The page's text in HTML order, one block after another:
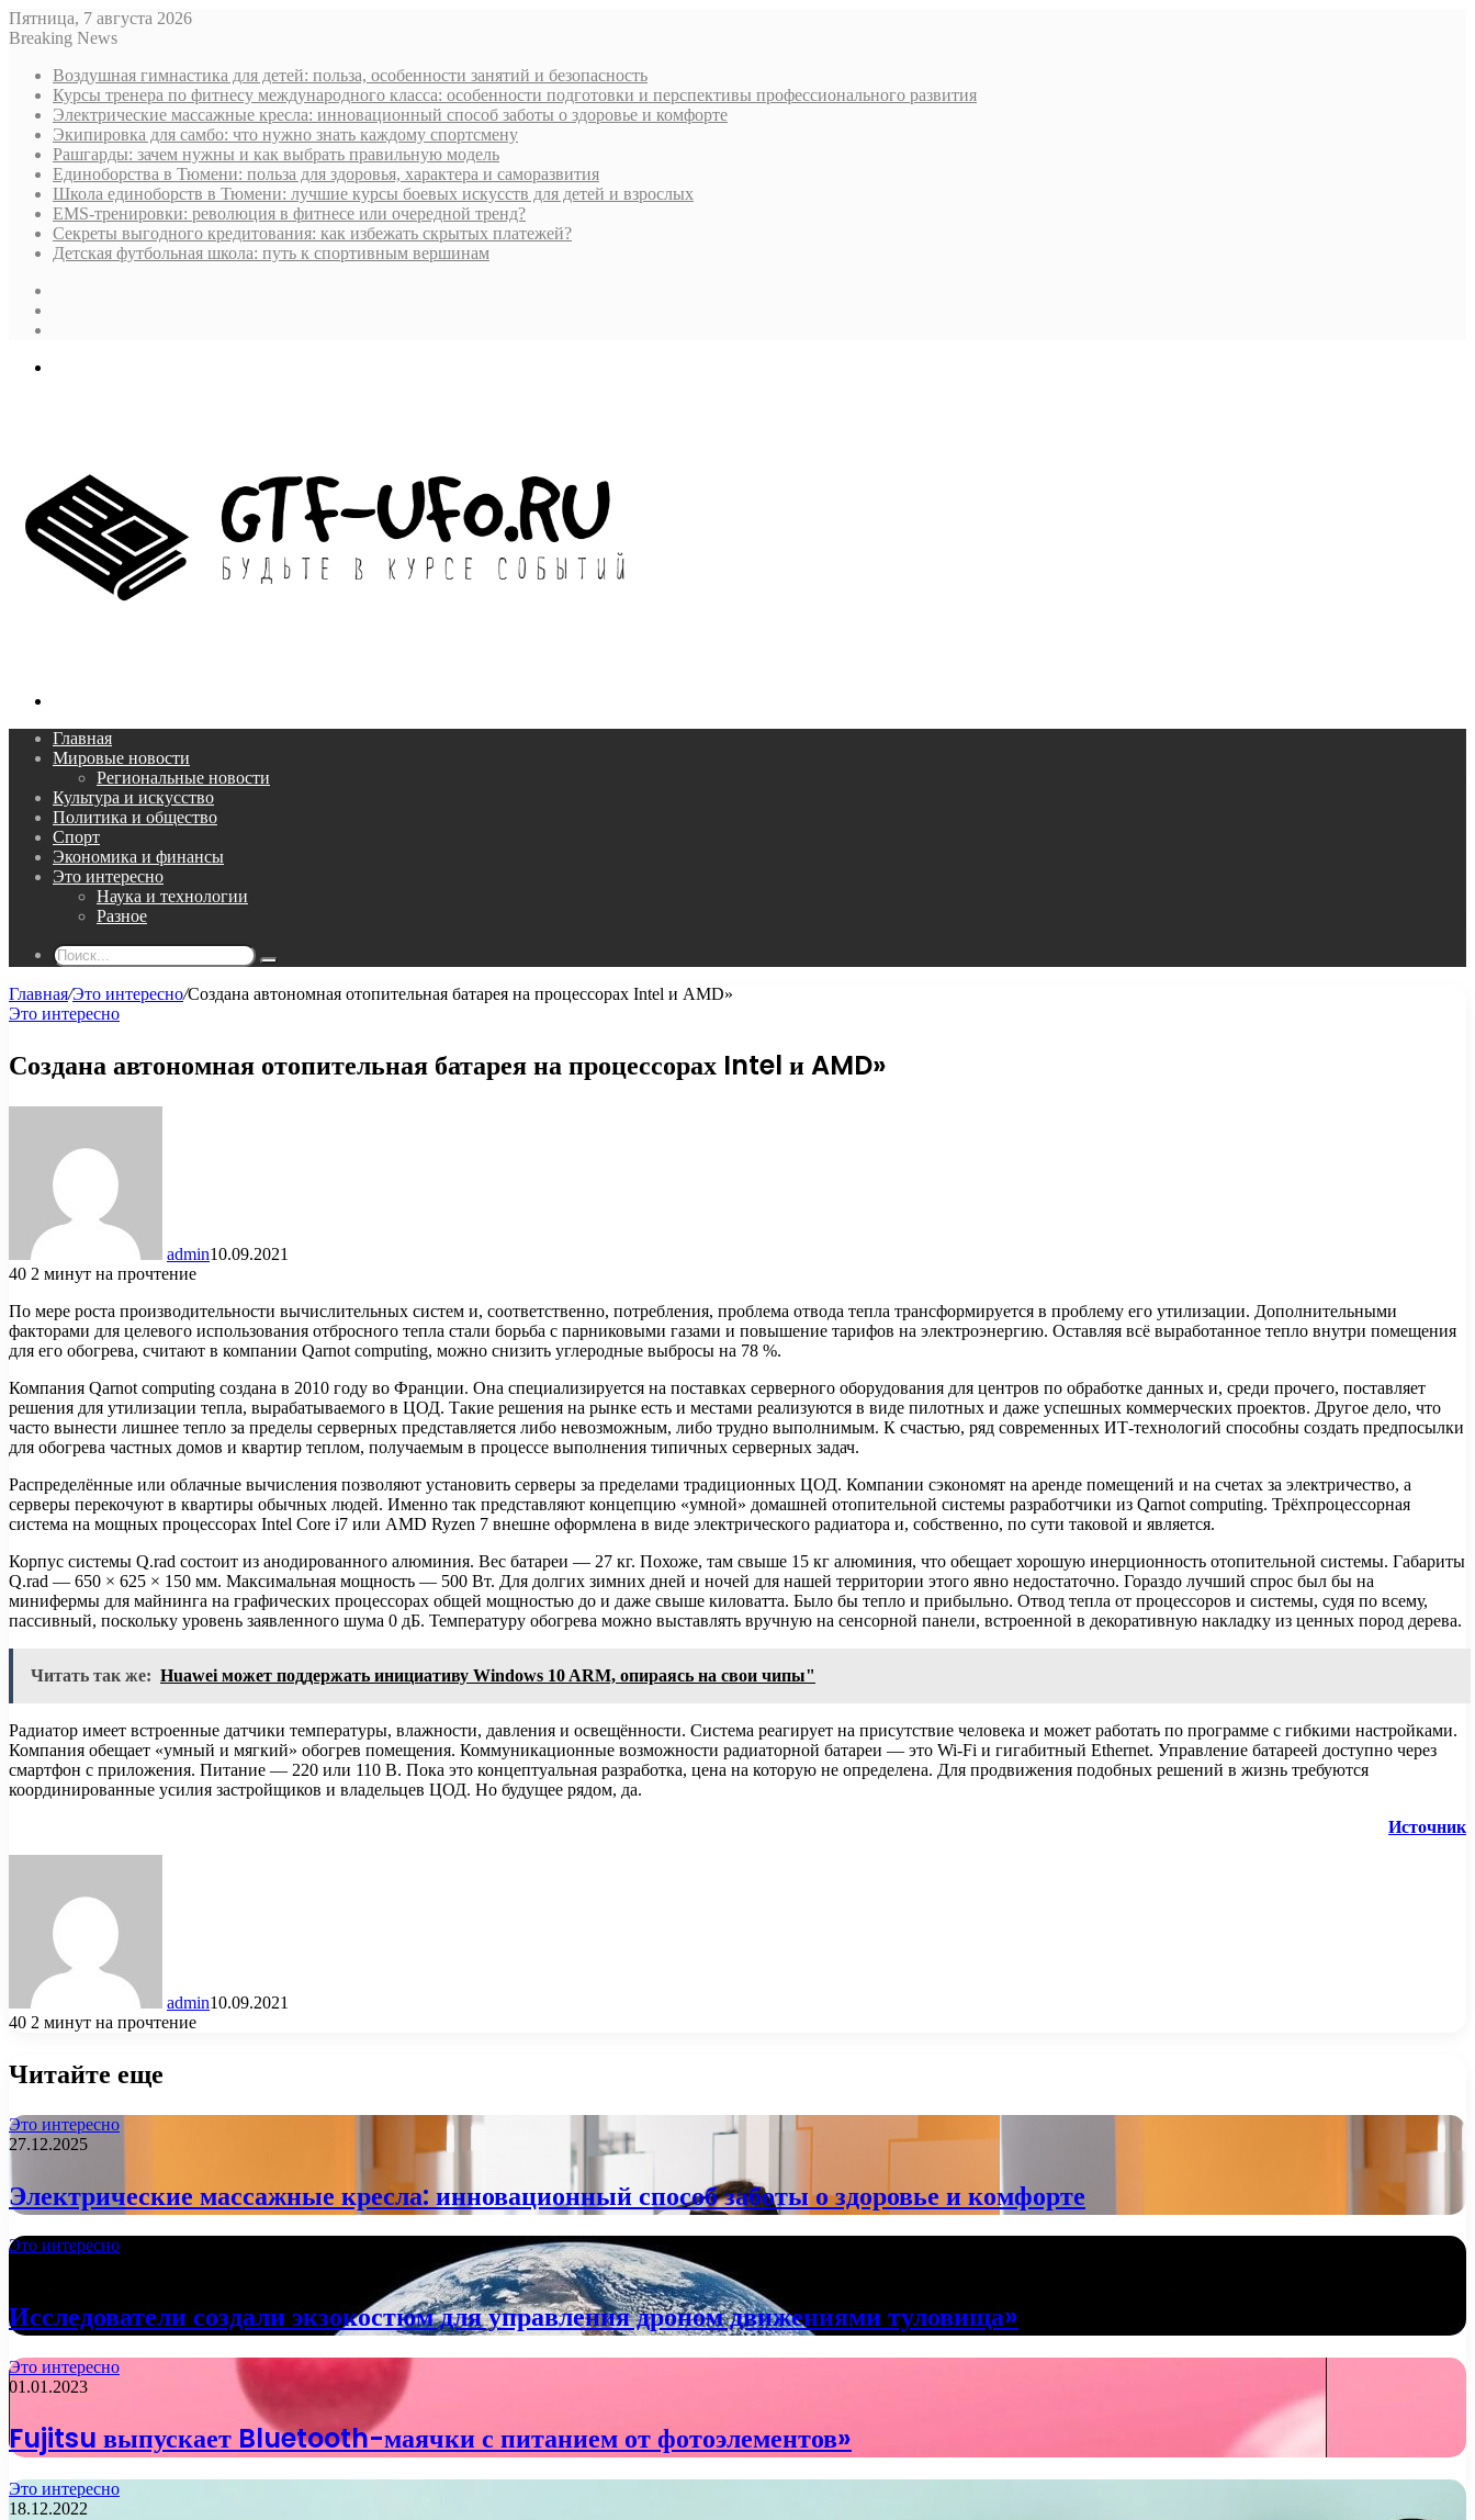
Пятница, 7 августа 2026
Breaking News
Воздушная гимнастика для детей: польза, особенности занятий и безопасность
Курсы тренера по фитнесу международного класса: особенности подготовки и перспективы профессионального развития
Электрические массажные кресла: инновационный способ заботы о здоровье и комфорте
Экипировка для самбо: что нужно знать каждому спортсмену
Рашгарды: зачем нужны и как выбрать правильную модель
Единоборства в Тюмени: польза для здоровья, характера и саморазвития
Школа единоборств в Тюмени: лучшие курсы боевых искусств для детей и взрослых
EMS-тренировки: революция в фитнесе или очередной тренд?
Секреты выгодного кредитования: как избежать скрытых платежей?
Детская футбольная школа: путь к спортивным вершинам
Главная
Мировые новости
Региональные новости
Культура и искусство
Политика и общество
Спорт
Экономика и финансы
Это интересно
Наука и технологии
Разное
Поиск...
Главная/Это интересно/Создана автономная отопительная батарея на процессорах Intel и AMD»
Это интересно
Создана автономная отопительная батарея на процессорах Intel и AMD»
admin10.09.2021
40 2 минут на прочтение
По мере роста производительности вычислительных систем и, соответственно, потребления, проблема отвода тепла трансформируется в проблему его утилизации. Дополнительными
факторами для целевого использования отбросного тепла стали борьба с парниковыми газами и повышение тарифов на электроэнергию. Оставляя всё выработанное тепло внутри помещения
для его обогрева, считают в компании Qarnot computing, можно снизить углеродные выбросы на 78 %.
Компания Qarnot computing создана в 2010 году во Франции. Она специализируется на поставках серверного оборудования для центров по обработке данных и, среди прочего, поставляет
решения для утилизации тепла, вырабатываемого в ЦОД. Такие решения на рынке есть и местами реализуются в виде пилотных и даже успешных коммерческих проектов. Другое дело, что
часто вынести лишнее тепло за пределы серверных представляется либо невозможным, либо трудно выполнимым. К счастью, ряд современных ИТ-технологий способны создать предпосылки
для обогрева частных домов и квартир теплом, получаемым в процессе выполнения типичных серверных задач.
Распределённые или облачные вычисления позволяют установить серверы за пределами традиционных ЦОД. Компании сэкономят на аренде помещений и на счетах за электричество, а
серверы перекочуют в квартиры обычных людей. Именно так представляют концепцию «умной» домашней отопительной системы разработчики из Qarnot computing. Трёхпроцессорная
система на мощных процессорах Intel Core i7 или AMD Ryzen 7 внешне оформлена в виде электрического радиатора и, собственно, по сути таковой и является.
Корпус системы Q.rad состоит из анодированного алюминия. Вес батареи — 27 кг. Похоже, там свыше 15 кг алюминия, что обещает хорошую инерционность отопительной системы. Габариты
Q.rad — 650 × 625 × 150 мм. Максимальная мощность — 500 Вт. Для долгих зимних дней и ночей для нашей территории этого явно недостаточно. Гораздо лучший спрос был бы на
минифермы для майнинга на графических процессорах общей мощностью до и даже свыше киловатта. Было бы тепло и прибыльно. Отвод тепла от процессоров и системы, судя по всему,
пассивный, поскольку уровень заявленного шума 0 дБ. Температуру обогрева можно выставлять вручную на сенсорной панели, встроенной в декоративную накладку из ценных пород дерева.
Читать так же: Huawei может поддержать инициативу Windows 10 ARM, опираясь на свои чипы"
Радиатор имеет встроенные датчики температуры, влажности, давления и освещённости. Система реагирует на присутствие человека и может работать по программе с гибкими настройками.
Компания обещает «умный и мягкий» обогрев помещения. Коммуникационные возможности радиаторной батареи — это Wi-Fi и гигабитный Ethernet. Управление батареей доступно через
смартфон с приложения. Питание — 220 или 110 В. Пока это концептуальная разработка, цена на которую не определена. Для продвижения подобных решений в жизнь требуются
координированные усилия застройщиков и владельцев ЦОД. Но будущее рядом, да.
Источник
admin10.09.2021
40 2 минут на прочтение
Читайте еще
Это интересно
27.12.2025
Электрические массажные кресла: инновационный способ заботы о здоровье и комфорте
Это интересно
Исследователи создали экзокостюм для управления дроном движениями туловища»
Это интересно
01.01.2023
Fujitsu выпускает Bluetooth-маячки с питанием от фотоэлементов»
Это интересно
18.12.2022